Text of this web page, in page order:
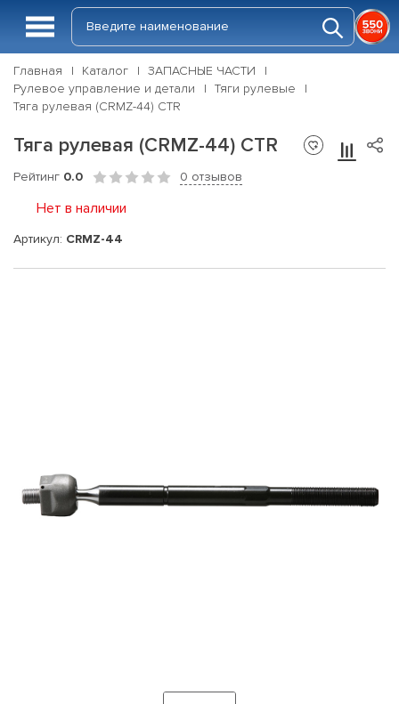
Главная Каталог
ЗАПАСНЫЕ ЧАСТИ
Рулевое управление и детали
Тяги рулевые
Тяга рулевая (CRMZ-44) CTR
Тяга рулевая (CRMZ-44) CTR
Рейтинг 0.0 0 отзывов
Нет в наличии
Артикул: CRMZ-44